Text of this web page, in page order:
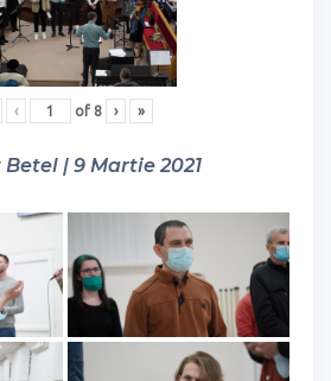
‹ of 8 › »
| 9 Martie 2021